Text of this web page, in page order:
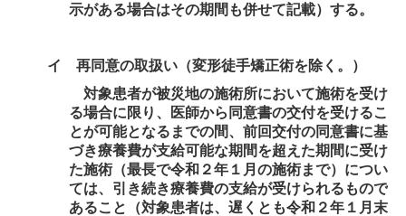
示がある場合はその期間も併せて記載）する。
イ 再同意の取扱い（変形徒手矯正術を除く。）
対象患者が被災地の施術所において施術を受け
る場合に限り、医師から同意書の交付を受けるこ
とが可能となるまでの間、前回交付の同意書に基
づき療養費が支給可能な期間を超えた期間に受け
た施術（最長で令和２年１月の施術まで）につい
ては、引き続き療養費の支給が受けられるもので
あること（対象患者は、遅くとも令和２年１月末